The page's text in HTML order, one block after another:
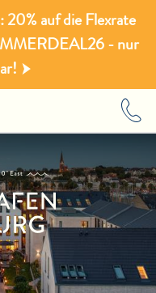
20% auf die Flexrate
- nur